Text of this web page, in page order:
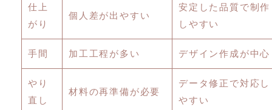
仕上
がり
個人差が出やすい
安定した品質で制作
しやすい
手間 加工工程が多い デザイン作成が中心
やり
直し
材料の再準備が必要
データ修正で対応し
やすい